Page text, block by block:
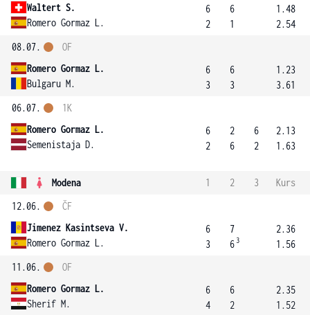
Waltert S.
Romero Gormaz L.
6
2
6
1
1.48
2.54
08.07.
Romero Gormaz L.
Bulgaru M.
OF
6
3
6
3
1.23
3.61
06.07.
Romero Gormaz L.
Semenistaja D.
1K
6
2
2
6
6
2
2.13
1.63
Modena 1 2 3
Kurs
12.06.
Jimenez Kasintseva V.
Romero Gormaz L.
ČF
6
3
7
6 3
2.36
1.56
11.06.
Romero Gormaz L.
Sherif M.
OF
6
4
6
2
2.35
1.52